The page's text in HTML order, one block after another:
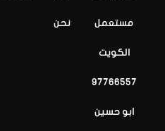
مستعمل
الكويت
97766557
ابو حسين
نحن